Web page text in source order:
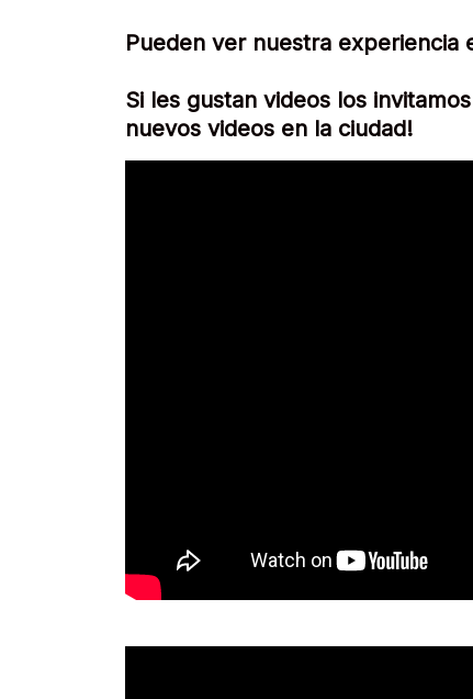
Pueden ver nuestra experiencia
Si les gustan videos los
nuevos videos en la ciudad!